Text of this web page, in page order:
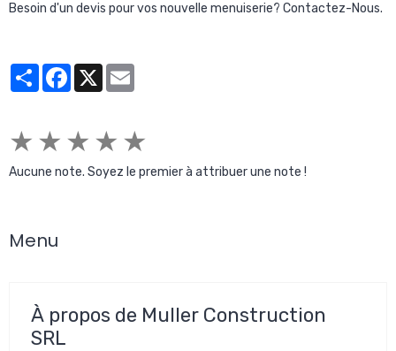
Besoin d'un devis pour vos nouvelle menuiserie? Contactez-Nous.
PartagerFacebook
X
★ ★ ★ ★ ★
Aucune note. Soyez le premier à attribuer une note !
Menu
À propos de Muller Construction
SRL